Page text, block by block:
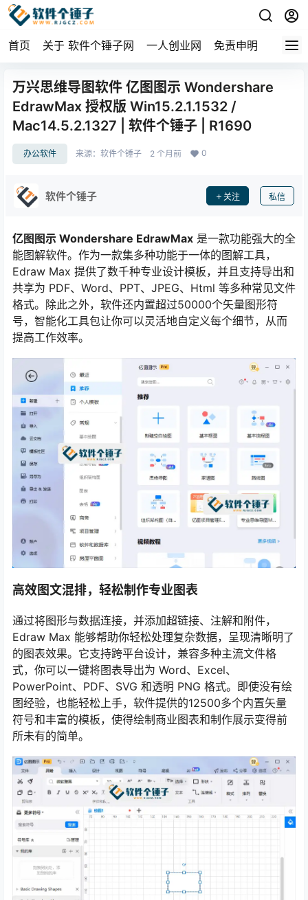
首页 关于 软件个锤子网 一人创业网 免责申明
万兴思维导图软件 亿图图示 Wondershare
EdrawMax 授权版 Win15.2.1.1532 /
Mac14.5.2.1327 | 软件个锤子 | R1690
办公软件 来源： 软件个锤子 2 个月前 0
软件个锤子 关注 私信
亿图图示 Wondershare EdrawMax 是一款功能强大的全
能图解软件。作为一款集多种功能于一体的图解工具，
Edraw Max 提供了数千种专业设计模板，并且支持导出和
共享为 PDF、Word、PPT、JPEG、Html 等多种常见文件
格式。除此之外，软件还内置超过50000个矢量图形符
号，智能化工具包让你可以灵活地自定义每个细节，从而
提高工作效率。
高效图文混排，轻松制作专业图表
通过将图形与数据连接，并添加超链接、注解和附件，
Edraw Max 能够帮助你轻松处理复杂数据，呈现清晰明了
的图表效果。它支持跨平台设计，兼容多种主流文件格
式，你可以一键将图表导出为 Word、Excel、
PowerPoint、PDF、SVG 和透明 PNG 格式。即使没有绘
图经验，也能轻松上手，软件提供的12500多个内置矢量
符号和丰富的模板，使得绘制商业图表和制作展示变得前
所未有的简单。